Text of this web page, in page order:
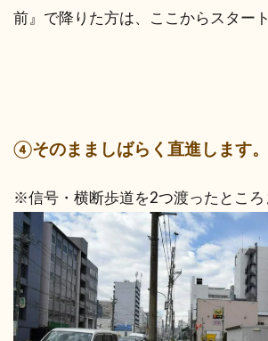
前』で降りた方は、ここからスター
④そのまましばらく直進します。
※信号・横断歩道を2つ渡ったところ